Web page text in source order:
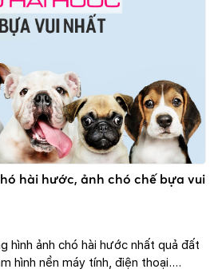
hài hước, ảnh chó chế bựa vui
hình ảnh chó hài hước nhất quả đất
hình nền máy tính, điện thoại.